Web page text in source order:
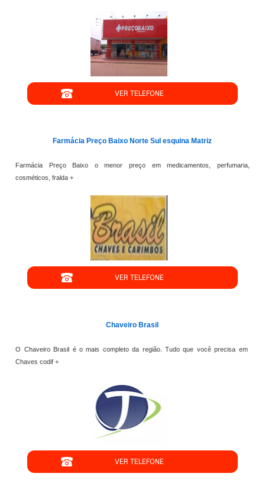
VER TELEFONE
Farmácia Preço Baixo Norte Sul esquina Matriz
Farmácia Preço Baixo o menor preço em medicamentos, perfumaria,
cosméticos, fralda +
VER TELEFONE
Chaveiro Brasil
O Chaveiro Brasil é o mais completo da região. Tudo que você precisa em
Chaves codif +
VER TELEFONE